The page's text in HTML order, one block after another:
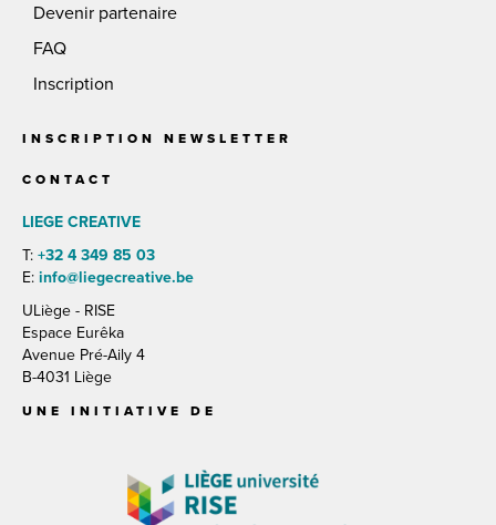
Devenir partenaire
FAQ
Inscription
INSCRIPTION NEWSLETTER
CONTACT
LIEGE CREATIVE
T: +32 4 349 85 03
E: info@liegecreative.be
ULiège - RISE
Espace Eurêka
Avenue Pré-Aily 4
B-4031 Liège
UNE INITIATIVE DE